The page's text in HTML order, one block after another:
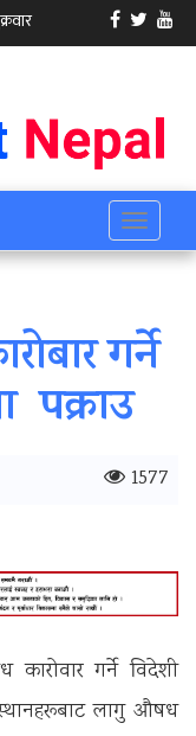
Toggle
गर्ने
पक्राउ
1577
गर्ने विदेशी
लागु औषध